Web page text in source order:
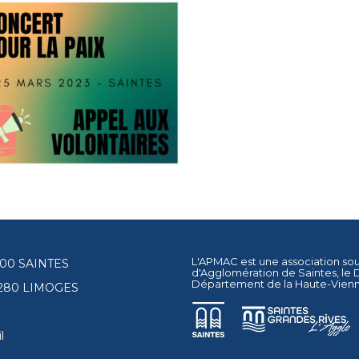
SAINTES
LIMOGES
L'APMAC est une association
d'Agglomération de Saintes , le
Département de la Haute-